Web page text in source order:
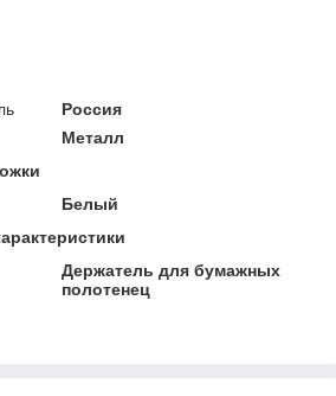
Россия
Металл
Белый
Держатель для бумажных
полотенец